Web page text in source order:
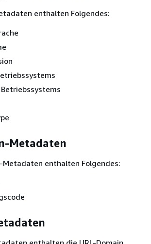
enthalten Folgendes:
Metadaten
Metadaten enthalten Folgendes: